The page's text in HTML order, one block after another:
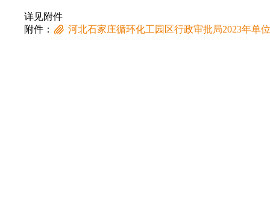
详见附件
附件：
河北石家庄循环化工园区行政审批局2023年单